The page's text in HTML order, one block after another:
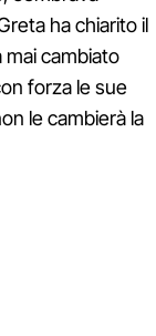
ha chiarito il
cambiato
forza le sue
le cambierà la